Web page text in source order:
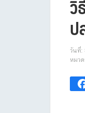
วิ
ป
วันที่:
หมว